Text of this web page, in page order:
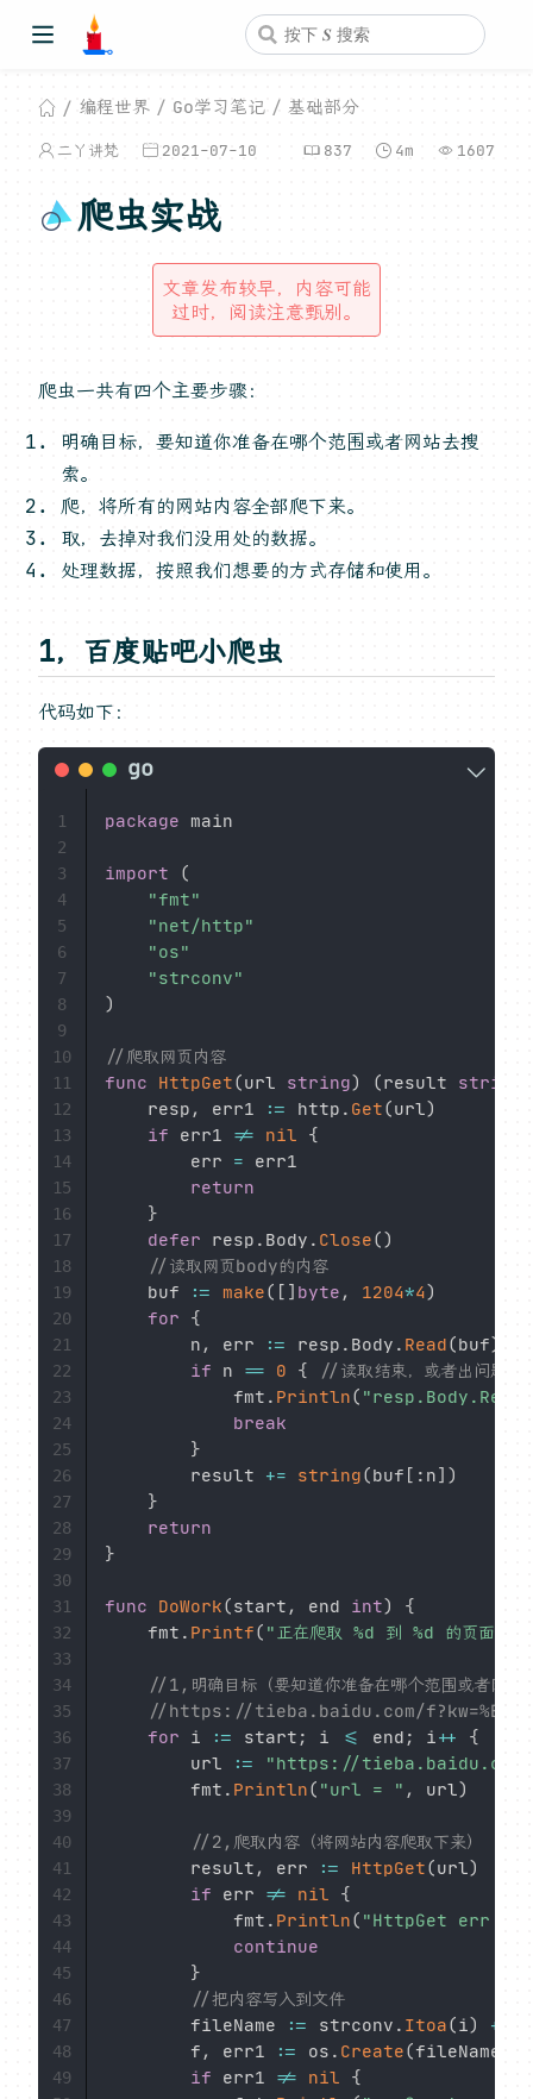
编程世界 Go学习笔记 基础部分
二丫讲梵 2021-07-10 837 4m 1607
爬虫实战
文章发布较早，内容可能
过时，阅读注意甄别。
爬虫一共有四个主要步骤：
明确目标，要知道你准备在哪个范围或者网站去搜
索。
爬，将所有的网站内容全部爬下来。
取，去掉对我们没用处的数据。
处理数据，按照我们想要的方式存储和使用。
1，百度贴吧小爬虫
代码如下：
package main
import
(
"fmt"
"net/http"
"os"
"strconv"
)
//爬取网页内容
func
HttpGet(url string) (result string
	resp
, err1 := http . Get(url)
if err1 != nil
{
		err
= err1
return
}
defer resp . Body . Close()
//读取网页body的内容
	buf
:= make( [ ] byte , 1204*4)
for
{
		n
, err := resp . Body . Read(buf)
if n == 0 {
//读取结束，或者出问题
			fmt
. Println(
break
}
		result
+= string(buf [ : n] )
}
return
}
func DoWork(start , end int)
{
	fmt
. Printf( "正在爬取 %d 到 %d 的页面\n"
//1,明确目标（要知道你准备在哪个范围或者网站
//https://tieba.baidu.com/
for i := start ; i <= end ; i++
{
		url
:=
"https://tieba.baidu.com/
		fmt
. Println( "url = " , url)
//2,爬取内容（将网站内容爬取下来）
		result
, err := HttpGet(url)
if err != nil
{
			fmt
. Println( "HttpGet err = "
continue
}
//把内容写入到文件
		fileName
:= strconv . Itoa(i) +
		f
, err1 := os . Create(fileName
if err1 != nil
{
1
2
3
4
5
6
7
8
9
10
11
12
13
14
15
16
17
18
19
20
21
22
23
24
25
26
27
28
29
30
31
32
33
34
35
36
37
38
39
40
41
42
43
44
45
46
47
48
49